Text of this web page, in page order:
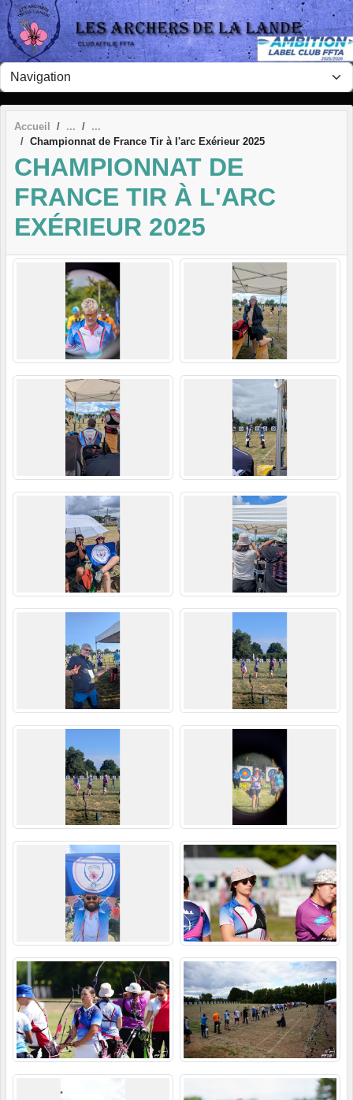
Accueil
Championnat de France Tir à l'arc Exérieur 2025
CHAMPIONNAT DE
FRANCE TIR À L'ARC
EXÉRIEUR 2025
Panneau de gestion des cookies